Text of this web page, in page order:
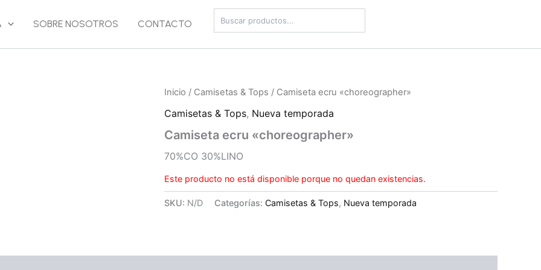
SOBRE NOSOTROS CONTACTO
Inicio / Camisetas & Tops / Camiseta ecru «choreographer»
Camisetas & Tops, Nueva temporada
Camiseta ecru «choreographer»
70%CO 30%LINO
Este producto no está disponible porque no quedan existencias.
SKU: N/D Categorías: Camisetas & Tops, Nueva temporada